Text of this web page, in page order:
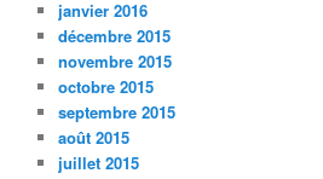
janvier 2016
décembre 2015
novembre 2015
octobre 2015
septembre 2015
août 2015
juillet 2015